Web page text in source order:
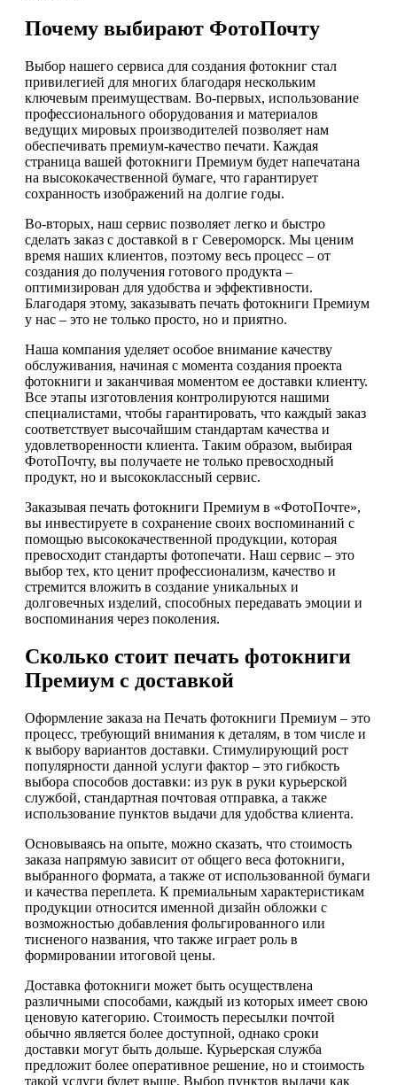
Почему выбирают ФотоПочту
Выбор нашего сервиса для создания фотокниг стал
привилегией для многих благодаря нескольким
ключевым преимуществам. Во-первых, использование
профессионального оборудования и материалов
ведущих мировых производителей позволяет нам
обеспечивать премиум-качество печати. Каждая
страница вашей фотокниги Премиум будет напечатана
на высококачественной бумаге, что гарантирует
сохранность изображений на долгие годы.
Во-вторых, наш сервис позволяет легко и быстро
сделать заказ с доставкой в г Североморск. Мы ценим
время наших клиентов, поэтому весь процесс – от
создания до получения готового продукта –
оптимизирован для удобства и эффективности.
Благодаря этому, заказывать печать фотокниги Премиум
у нас – это не только просто, но и приятно.
Наша компания уделяет особое внимание качеству
обслуживания, начиная с момента создания проекта
фотокниги и заканчивая моментом ее доставки клиенту.
Все этапы изготовления контролируются нашими
специалистами, чтобы гарантировать, что каждый заказ
соответствует высочайшим стандартам качества и
удовлетворенности клиента. Таким образом, выбирая
ФотоПочту, вы получаете не только превосходный
продукт, но и высококлассный сервис.
Заказывая печать фотокниги Премиум в «ФотоПочте»,
вы инвестируете в сохранение своих воспоминаний с
помощью высококачественной продукции, которая
превосходит стандарты фотопечати. Наш сервис – это
выбор тех, кто ценит профессионализм, качество и
стремится вложить в создание уникальных и
долговечных изделий, способных передавать эмоции и
воспоминания через поколения.
Сколько стоит печать фотокниги
Премиум с доставкой
Оформление заказа на Печать фотокниги Премиум – это
процесс, требующий внимания к деталям, в том числе и
к выбору вариантов доставки. Стимулирующий рост
популярности данной услуги фактор – это гибкость
выбора способов доставки: из рук в руки курьерской
службой, стандартная почтовая отправка, а также
использование пунктов выдачи для удобства клиента.
Основываясь на опыте, можно сказать, что стоимость
заказа напрямую зависит от общего веса фотокниги,
выбранного формата, а также от использованной бумаги
и качества переплета. К премиальным характеристикам
продукции относится именной дизайн обложки с
возможностью добавления фольгированного или
тисненого названия, что также играет роль в
формировании итоговой цены.
Доставка фотокниги может быть осуществлена
различными способами, каждый из которых имеет свою
ценовую категорию. Стоимость пересылки почтой
обычно является более доступной, однако сроки
доставки могут быть дольше. Курьерская служба
предложит более оперативное решение, но и стоимость
такой услуги будет выше. Выбор пунктов выдачи как